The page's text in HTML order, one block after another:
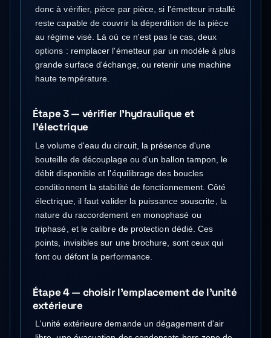
donc à vérifier, pièce par pièce, si l'émetteur installé
reste capable de couvrir la déperdition de la pièce
au régime visé. Là où ce n'est pas le cas, deux
options : remplacer l'émetteur par un modèle à plus
grande surface d'échange, ou retenir une machine
haute température.
Étape 3 — vérifier l'hydraulique et
l'électrique
Le volume d'eau du circuit, la présence d'une
bouteille de découplage ou d'un ballon tampon, le
débit disponible et l'équilibrage des boucles
conditionnent la stabilité de fonctionnement. Côté
électrique, il faut valider la puissance souscrite, la
nature du raccordement en monophasé ou
triphasé, et le calibre de protection dédié. Ces
points, invisibles sur une brochure, sont ceux qui
font ou défont la performance.
Étape 4 — choisir l'emplacement de l'unité
extérieure
L'unité extérieure demande un dégagement d'air